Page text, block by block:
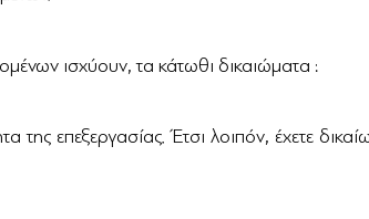
ισχύουν, τα κάτωθι δικαιώματα :
της επεξεργασίας. Έτσι λοιπόν, έχετε